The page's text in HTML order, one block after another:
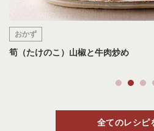
おかず
ラブレ生姜とあっさり胡瓜の豚バラ巻
全てのレシピ